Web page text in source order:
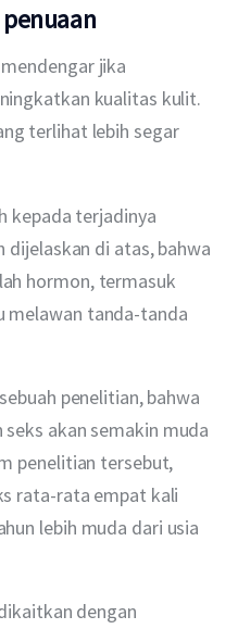
jika
kualitas kulit.
terlihat lebih segar
kepada terjadinya
dijelaskan di atas, bahwa
hormon, termasuk
melawan tanda-tanda
penelitian, bahwa
akan semakin muda
penelitian tersebut,
rata-rata empat kali
lebih muda dari usia
dengan